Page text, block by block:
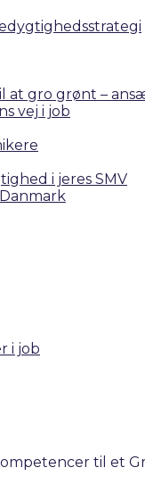
at gro grønt –
vej i job
i jeres SMV
i job
til et